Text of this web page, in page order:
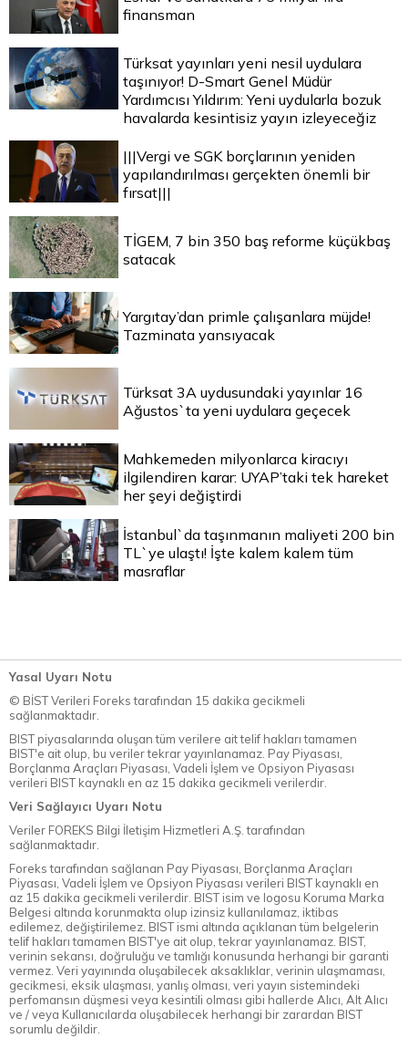
finansman
Türksat yayınları yeni nesil uydulara
taşınıyor! D-Smart Genel Müdür
Yardımcısı Yıldırım: Yeni uydularla bozuk
havalarda kesintisiz yayın izleyeceğiz
|||Vergi ve SGK borçlarının yeniden
yapılandırılması gerçekten önemli bir
fırsat|||
TİGEM, 7 bin 350 baş reforme küçükbaş
satacak
Yargıtay’dan primle çalışanlara müjde!
Tazminata yansıyacak
Türksat 3A uydusundaki yayınlar 16
Ağustos`ta yeni uydulara geçecek
Mahkemeden milyonlarca kiracıyı
ilgilendiren karar: UYAP’taki tek hareket
her şeyi değiştirdi
İstanbul`da taşınmanın maliyeti 200 bin
TL`ye ulaştı! İşte kalem kalem tüm
masraflar
Yasal Uyarı Notu
© BİST Verileri Foreks tarafından 15 dakika gecikmeli
sağlanmaktadır.
BIST piyasalarında oluşan tüm verilere ait telif hakları tamamen
BIST'e ait olup, bu veriler tekrar yayınlanamaz. Pay Piyasası,
Borçlanma Araçları Piyasası, Vadeli İşlem ve Opsiyon Piyasası
verileri BIST kaynaklı en az 15 dakika gecikmeli verilerdir.
Veri Sağlayıcı Uyarı Notu
Veriler FOREKS Bilgi İletişim Hizmetleri A.Ş. tarafından
sağlanmaktadır.
Foreks tarafından sağlanan Pay Piyasası, Borçlanma Araçları
Piyasası, Vadeli İşlem ve Opsiyon Piyasası verileri BIST kaynaklı en
az 15 dakika gecikmeli verilerdir. BIST isim ve logosu Koruma Marka
Belgesi altında korunmakta olup izinsiz kullanılamaz, iktibas
edilemez, değiştirilemez. BIST ismi altında açıklanan tüm belgelerin
telif hakları tamamen BIST'ye ait olup, tekrar yayınlanamaz. BIST,
verinin sekansı, doğruluğu ve tamlığı konusunda herhangi bir garanti
vermez. Veri yayınında oluşabilecek aksaklıklar, verinin ulaşmaması,
gecikmesi, eksik ulaşması, yanlış olması, veri yayın sistemindeki
perfomansın düşmesi veya kesintili olması gibi hallerde Alıcı, Alt Alıcı
ve / veya Kullanıcılarda oluşabilecek herhangi bir zarardan BIST
sorumlu değildir.